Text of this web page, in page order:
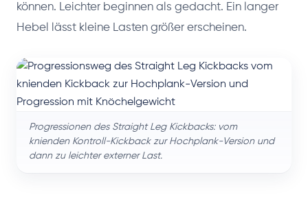
können. Leichter beginnen als gedacht. Ein langer
Hebel lässt kleine Lasten größer erscheinen.
Progressionen des Straight Leg Kickbacks: vom
knienden Kontroll-Kickback zur Hochplank-Version und
dann zu leichter externer Last.